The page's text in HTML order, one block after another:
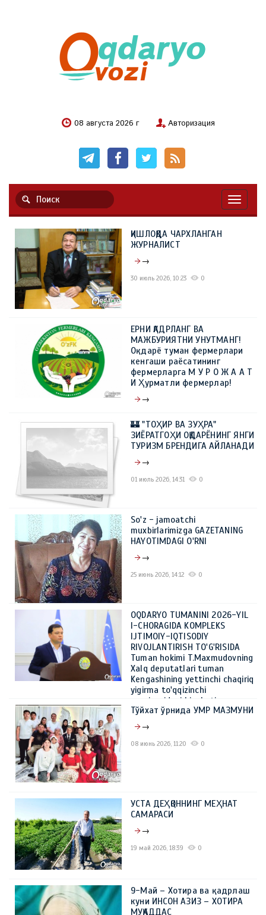
08 августа 2026 г Авторизация
ҚИШЛОҚДА ЧАРХЛАНГАН
ЖУРНАЛИСТ
→
30 июль 2026, 10:23 0
ЕРНИ ҚАДРЛАНГ ВА
МАЖБУРИЯТНИ УНУТМАНГ!
Оқдарё туман фермерлари
кенгаши раёсатининг
фермерларга М У Р О Ж А А Т
И Ҳурматли фермерлар!
→
🏰 "ТОҲИР ВА ЗУҲРА"
ЗИЁРАТГОҲИ ОҚДАРЁНИНГ ЯНГИ
ТУРИЗМ БРЕНДИГА АЙЛАНАДИ
→
01 июль 2026, 14:31 0
So'z - jamoatchi
muxbirlarimizga GAZETANING
HAYOTIMDAGI O'RNI
→
25 июнь 2026, 14:12 0
OQDARYO TUMANINI 2026-YIL
I-CHORAGIDA KOMPLEKS
IJTIMOIY-IQTISODIY
RIVOJLANTIRISH TO'G'RISIDA
Tuman hokimi T.Maxmudovning
Xalq deputatlari tuman
Kengashining yettinchi chaqiriq
yigirma to'qqizinchi
sessiyasidagi hisoboti
Тўйхат ўрнида УМР МАЗМУНИ
→
08 июнь 2026, 11:20 0
УСТА ДЕҲҚОННИНГ МЕҲНАТ
САМАРАСИ
→
19 май 2026, 18:39 0
9-Май – Хотира ва қадрлаш
куни ИНСОН АЗИЗ – ХОТИРА
МУҚАДДАС